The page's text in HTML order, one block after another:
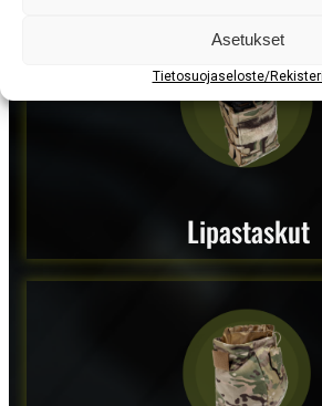
Asetukset
Tietosuojaseloste/
Lipastaskut